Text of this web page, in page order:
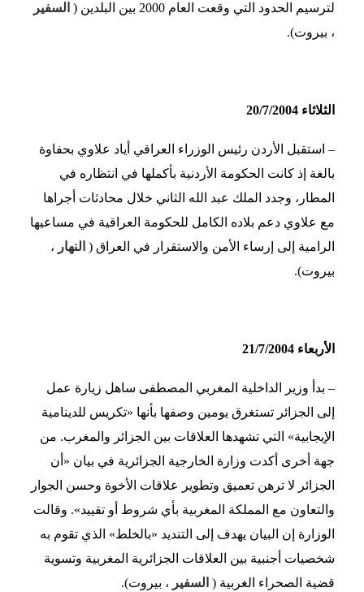
لترسيم الحدود التي وقعت العام 2000 بين البلدين (
السفير
، بيروت).
الثلاثاء 20/7/2004
– استقبل الأردن رئيس الوزراء العراقي أياد علاوي بحفاوة
بالغة إذ كانت الحكومة الأردنية بأكملها في انتظاره في
المطار، وجدد الملك عبد الله الثاني خلال محادثات أجراها
مع علاوي دعم بلاده الكامل للحكومة العراقية في مساعيها
الرامية إلى إرساء الأمن والاستقرار في العراق ( النهار ،
بيروت).
الأربعاء 21/7/2004
– بدأ وزير الداخلية المغربي المصطفى ساهل زيارة عمل
إلى الجزائر تستغرق يومين وصفها بأنها «تكريس للدينامية
الإيجابية» التي تشهدها العلاقات بين الجزائر والمغرب. من
جهة أخرى أكدت وزارة الخارجية الجزائرية في بيان «أن
الجزائر لا ترهن تعميق وتطوير علاقات الأخوة وحسن الجوار
والتعاون مع المملكة المغربية بأي شروط أو تقييد». وقالت
الوزارة إن البيان يهدف إلى التنديد «بالخلط» الذي تقوم به
شخصيات أجنبية بين العلاقات الجزائرية المغربية وتسوية
قضية الصحراء الغربية ( السفير ، بيروت).